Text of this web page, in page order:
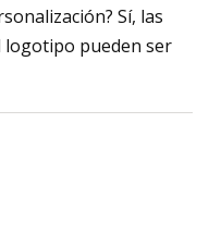
Sí, las
logotipo pueden ser